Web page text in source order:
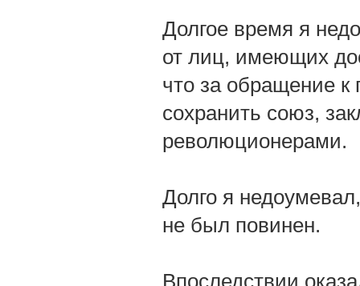
Долгое время я
от лиц, имеющих
что за обращение
сохранить союз,
революционерами.
Долго я
не был повинен.
Впоследствии